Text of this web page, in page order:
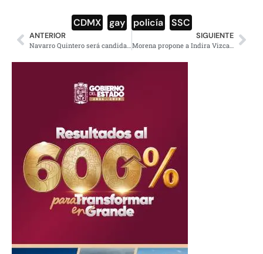
CDMX gay policía SSC
ANTERIOR SIGUIENTE
Morena propone a Indira Vizcaíno como precandidata a la gobernatura de Colima